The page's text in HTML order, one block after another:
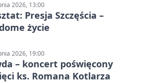
2026, 13:00
Presja Szczęścia –
życie
2026, 19:00
– koncert poświęcony
ks. Romana Kotlarza